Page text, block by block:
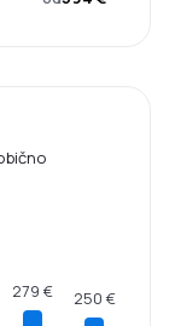
279 € 250 €